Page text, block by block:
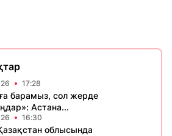
17:28
барамыз, сол жерде
Астана...
16:30
облысында